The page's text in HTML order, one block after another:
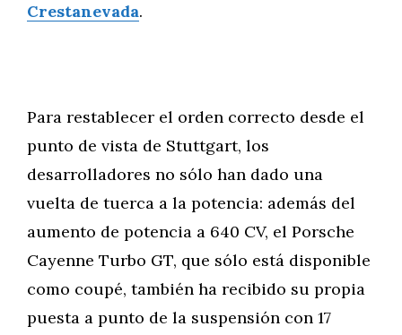
Crestanevada.
Para restablecer el orden correcto desde el
punto de vista de Stuttgart, los
desarrolladores no sólo han dado una
vuelta de tuerca a la potencia: además del
aumento de potencia a 640 CV, el Porsche
Cayenne Turbo GT, que sólo está disponible
como coupé, también ha recibido su propia
puesta a punto de la suspensión con 17